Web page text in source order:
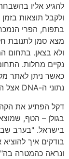
להגיע אליו
ולקבל תוצאות
בתפוח, הפרי
מצא סמן לתנובת
ולא בצאן. בתחום
נקיים מחלות.
כאשר ניתן לאתר
נתוני ה-DNA אצל
דקל הפתיע את
בגולן – הטף,
בישראל. "בערב
בודקים איך
ונראה כהמטרה בה"